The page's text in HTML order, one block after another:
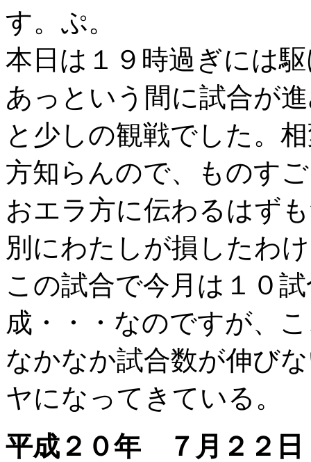
す。ぷ。
本日は１９時過ぎには
あっという間に試合が
と少しの観戦でした。
方知らんので、ものす
おエラ方に伝わるはず
別にわたしが損したわ
この試合で今月は１０
成・・・なのですが、
なかなか試合数が伸び
ヤになってきている。
平成２０年 ７月２２日